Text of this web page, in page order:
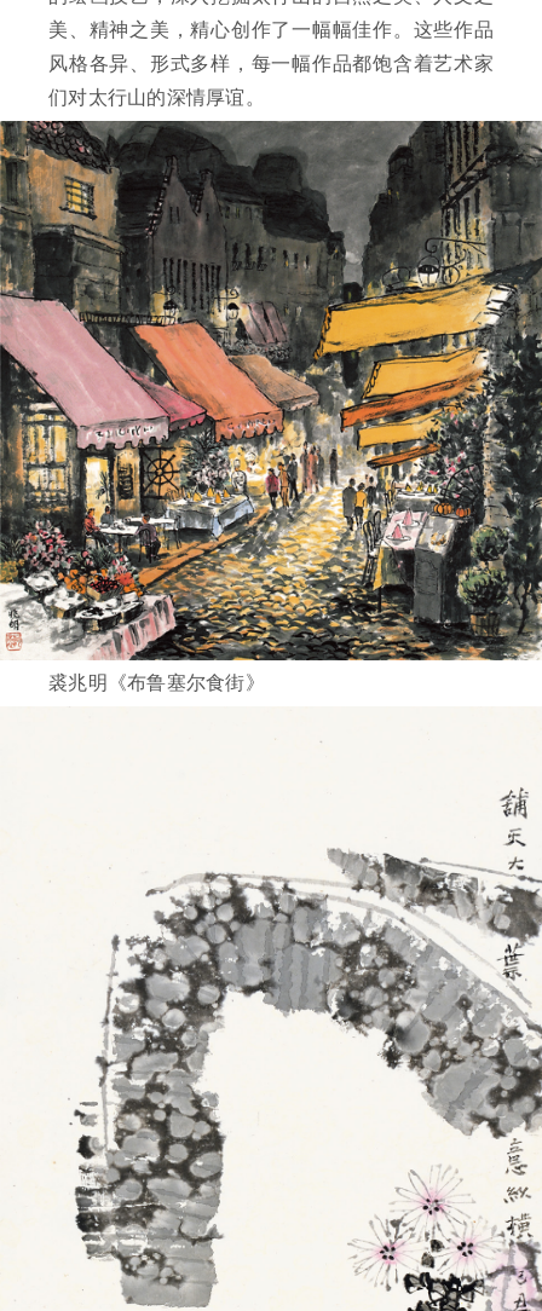
美、精神之美，精心创作了一幅幅佳作。这些作品
风格各异、形式多样，每一幅作品都饱含着艺术家
们对太行山的深情厚谊。
裘兆明《布鲁塞尔食街》